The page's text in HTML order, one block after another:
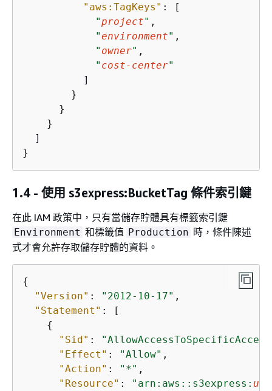
"aws:TagKeys" : [
"project" ,
"environment" ,
" owner" ,
" cost-center"
          ]
        }
      }
    }
  ]
}
1.4 - 使用 s3express:BucketTag 條件索引鍵
在此 IAM 政策中，只有當儲存貯體具有標籤索引鍵
Environment 和標籤值 Production 時，條件陳述
式才會允許存取儲存貯體的資料。
{
"Version" : "2012-10-17" ,
"Statement" : [
{
"Sid" :
"Effect" : "Allow" ,
"Action" : "*" ,
"Resource" : "arn:aws::s3express: